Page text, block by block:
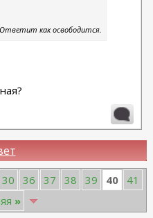
как освободится.
30 36 37 38 39 40
41
»